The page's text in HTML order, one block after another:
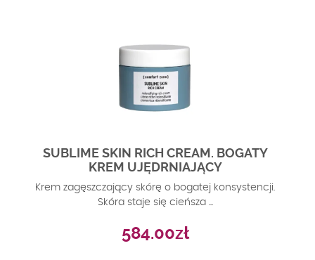
SUBLIME SKIN RICH CREAM. BOGATY
KREM UJĘDRNIAJĄCY
Krem zagęszczający skórę o bogatej konsystencji.
Skóra staje się cieńsza ...
584.00zł